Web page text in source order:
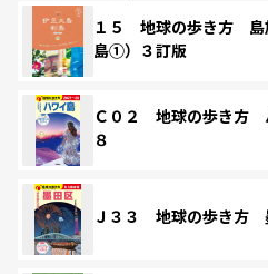
１５ 地球の歩き方
島①）３訂版
Ｃ０２ 地球の歩き方
８
Ｊ３３ 地球の歩き方